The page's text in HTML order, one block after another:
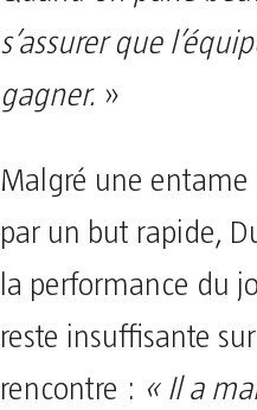
s’assurer que
gagner. »
Malgré une
par un but rapide,
la performance du
reste insuffisante
rencontre : « Il a